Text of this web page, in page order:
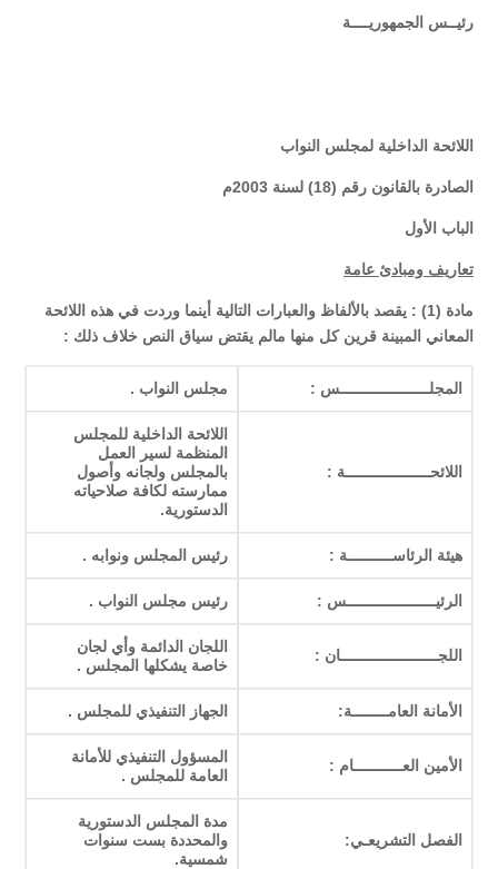
رئيــس الجمهوريــــة
اللائحة الداخلية لمجلس النواب
الصادرة بالقانون رقم (18) لسنة 2003م
الباب الأول
تعاريف ومبادئ عامة
مادة (1) : يقصد بالألفاظ والعبارات التالية أينما وردت في هذه اللائحة
المعاني المبينة قرين كل منها مالم يقتض سياق النص خلاف ذلك :
المجلــــــــــــــــــــس : مجلس النواب .
اللائحـــــــــــــــــــة :
اللائحة الداخلية للمجلس
المنظمة لسير العمل
بالمجلس ولجانه وأصول
ممارسته لكافة صلاحياته
الدستورية.
هيئة الرئاســــــــــة : رئيس المجلس ونوابه .
الرئيــــــــــــــــــــس : رئيس مجلس النواب .
اللجــــــــــــــــــــــان :
اللجان الدائمة وأي لجان
خاصة يشكلها المجلس .
الأمانة العامــــــــة: الجهاز التنفيذي للمجلس .
الأمين العـــــــــــام :
المسؤول التنفيذي للأمانة
العامة للمجلس .
الفصل التشريعـي:
مدة المجلس الدستورية
والمحددة بست سنوات
شمسية.